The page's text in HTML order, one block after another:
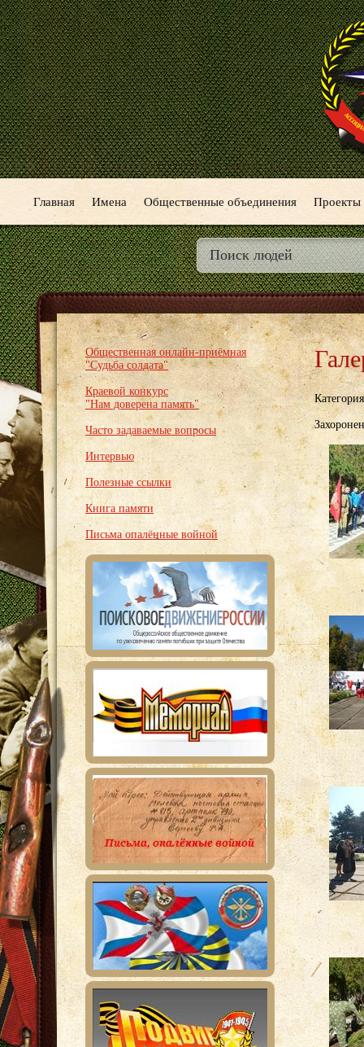
Главная Имена Общественные объединения Проекты
Общественная онлайн-приёмная
"Судьба солдата"
Краевой конкурс
"Нам доверена память"
Часто задаваемые вопросы
Интервью
Полезные ссылки
Книга памяти
Письма опалённые войной